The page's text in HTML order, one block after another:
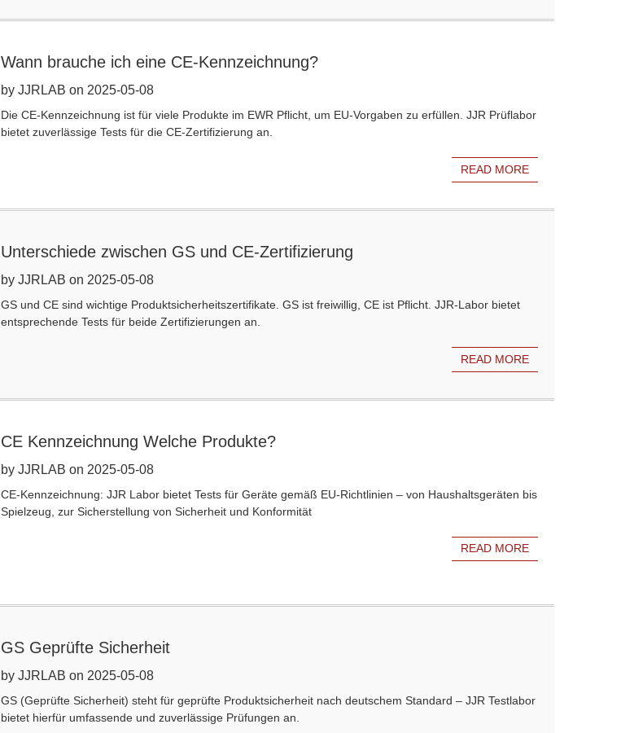
Wann brauche ich eine CE-Kennzeichnung?
by JJRLAB on 2025-05-08
Die CE-Kennzeichnung ist für viele Produkte im EWR Pflicht, um EU-Vorgaben zu erfüllen. JJR Prüflabor
bietet zuverlässige Tests für die CE-Zertifizierung an.
READ MORE
Unterschiede zwischen GS und CE-Zertifizierung
by JJRLAB on 2025-05-08
GS und CE sind wichtige Produktsicherheitszertifikate. GS ist freiwillig, CE ist Pflicht. JJR-Labor bietet
entsprechende Tests für beide Zertifizierungen an.
READ MORE
CE Kennzeichnung Welche Produkte?
by JJRLAB on 2025-05-08
CE-Kennzeichnung: JJR Labor bietet Tests für Geräte gemäß EU-Richtlinien – von Haushaltsgeräten bis
Spielzeug, zur Sicherstellung von Sicherheit und Konformität
READ MORE
GS Geprüfte Sicherheit
by JJRLAB on 2025-05-08
GS (Geprüfte Sicherheit) steht für geprüfte Produktsicherheit nach deutschem Standard – JJR Testlabor
bietet hierfür umfassende und zuverlässige Prüfungen an.